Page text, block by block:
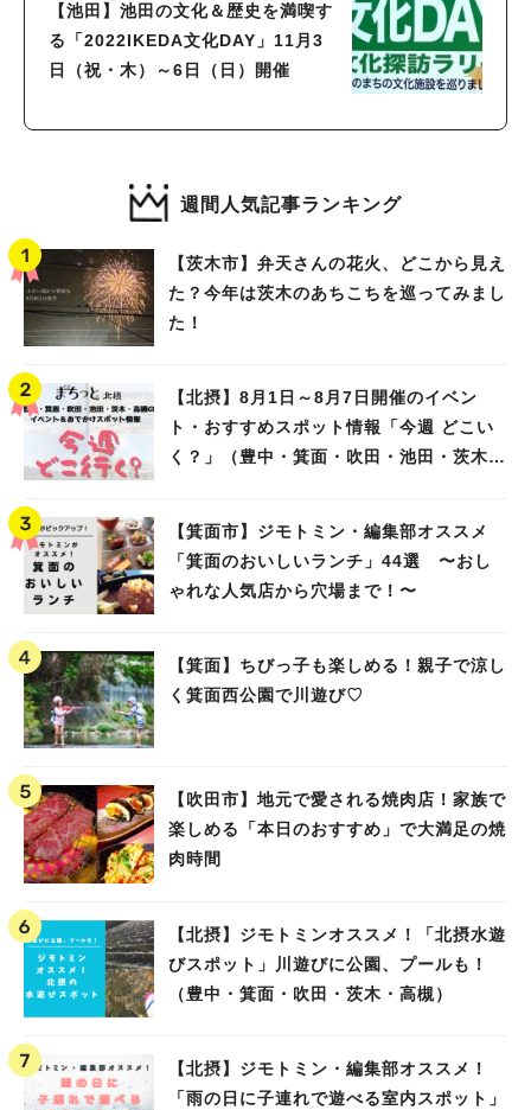
【池田】池田の文化＆歴史を満喫す
る「2022IKEDA文化DAY」11月3
日（祝・木）～6日（日）開催
週間人気記事ランキング
【茨木市】弁天さんの花火、どこから見え
た？今年は茨木のあちこちを巡ってみまし
た！
【北摂】8月1日～8月7日開催のイベン
ト・おすすめスポット情報「今週 どこい
く？」（豊中・箕面・吹田・池田・茨木・
【箕面市】ジモトミン・編集部オススメ
「箕面のおいしいランチ」44選 〜おし
ゃれな人気店から穴場まで！〜
【箕面】ちびっ子も楽しめる！親子で涼し
く箕面西公園で川遊び♡
【吹田市】地元で愛される焼肉店！家族で
楽しめる「本日のおすすめ」で大満足の焼
肉時間
【北摂】ジモトミンオススメ！「北摂水遊
びスポット」川遊びに公園、プールも！
（豊中・箕面・吹田・茨木・高槻）
【北摂】ジモトミン・編集部オススメ！
「雨の日に子連れで遊べる室内スポット」